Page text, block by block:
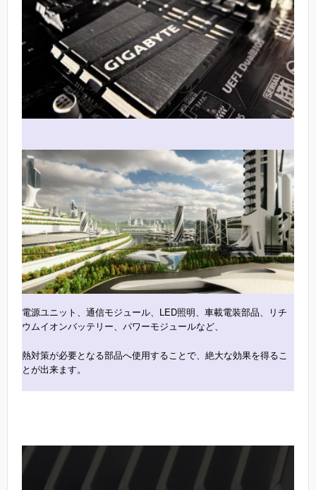
電源ユニット、通信モジュール、LED照明、車載電装部品、リチ
ウムイオンバッテリー、パワーモジュールなど、
熱対策が必要となる部品へ使用することで、絶大な効果を得るこ
とが出来ます。